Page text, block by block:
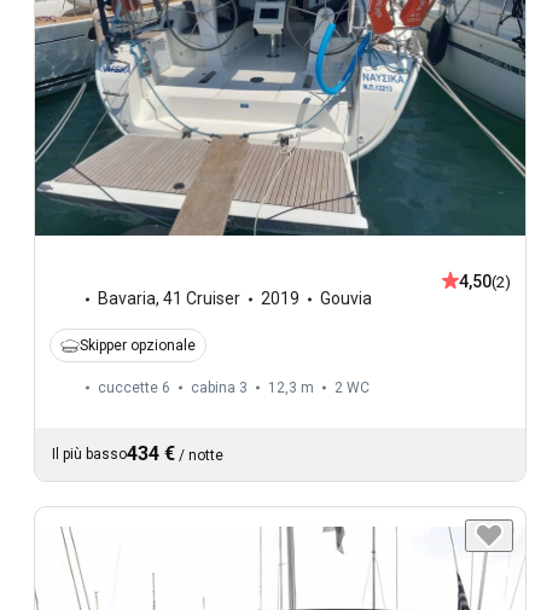
Bavaria, 41 Cruiser 2019 Gouvia
4,50(2)
Skipper opzionale
cuccette 6 cabina 3 12,3 m 2 WC
Il più basso434 € / notte